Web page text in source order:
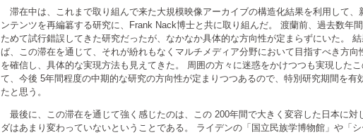
滞在中は、これまで取り組んで来た大規模映像アーカイブの構造化結果を利用して、
ンテンツを再編簒する研究に、Frank Nack博士と共に取り組んだ。 渡蘭前、過去数年
ためて試行錯誤してきた研究だったが、なかなか具体的な方向性が定まらずにいた。 結
ば、この滞在を通じて、それが紛れもなくマルチメディア分野において目指すべき方向
を確信し、具体的な実現方法も見えてきた。 周囲の方々に迷惑をかけつつも実現した
て、今後 5年間程度の中期的な研究の方向性が定まりつつあるので、特別研究期間を有
たと思う。
最後に、この滞在を通じて強く感じたのは、この 200年間で大きく変容した日本に対
ダはあまり変わっていないということである。 ライデンの「国立民族学博物館」や「